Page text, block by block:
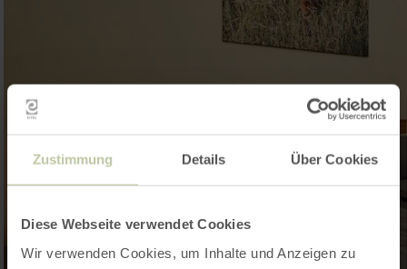
Zustimmung Details Über Cookies
Diese Webseite verwendet Cookies
Wir verwenden Cookies, um Inhalte und Anzeigen zu